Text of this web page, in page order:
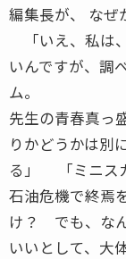
編集長が、 なぜ
「いえ、私は
いんですが、調
ム。
先生の青春真っ
りかどうかは別
る」 「ミニス
石油危機で終焉
け？ でも、な
いいとして、大